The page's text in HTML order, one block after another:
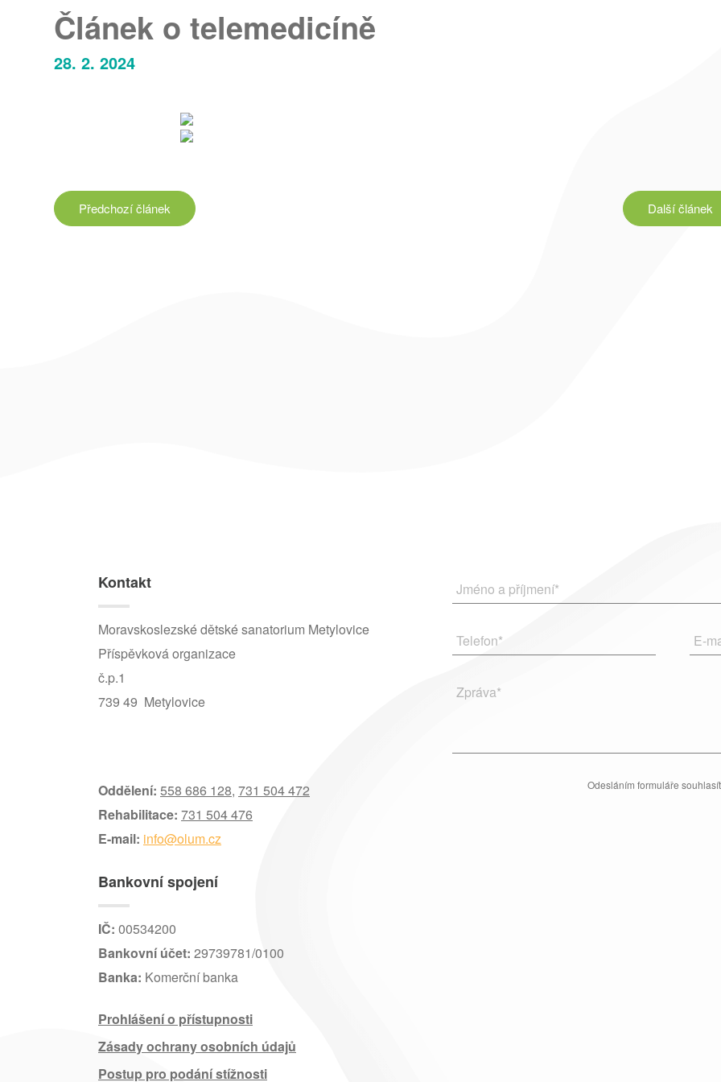
Článek o telemedicíně
28. 2. 2024
Dalšíčlánek
Předchozíčlánek
Kontakt
Moravskoslezské dětské sanatorium Metylovice
Příspěvková organizace
č.p.1
739 49 Metylovice
Oddělení: 558 686 128, 731 504 472
Rehabilitace: 731 504 476
E-mail: info@olum.cz
Bankovní spojení
IČ: 00534200
Bankovní účet: 29739781/0100
Banka: Komerční banka
Prohlášení o přístupnosti
Zásady ochrany osobních údajů
Postup pro podání stížnosti
Jméno a příjmení*
Telefon* E-
Zpráva*
Odesláním formuláře